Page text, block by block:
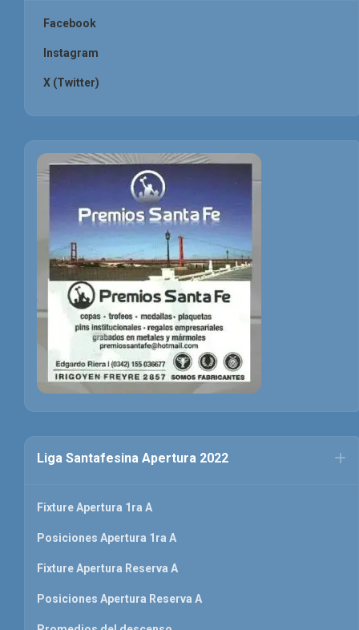
Facebook
Instagram
X (Twitter)
Liga Santafesina Apertura 2022
Fixture Apertura 1ra A
Posiciones Apertura 1ra A
Fixture Apertura Reserva A
Posiciones Apertura Reserva A